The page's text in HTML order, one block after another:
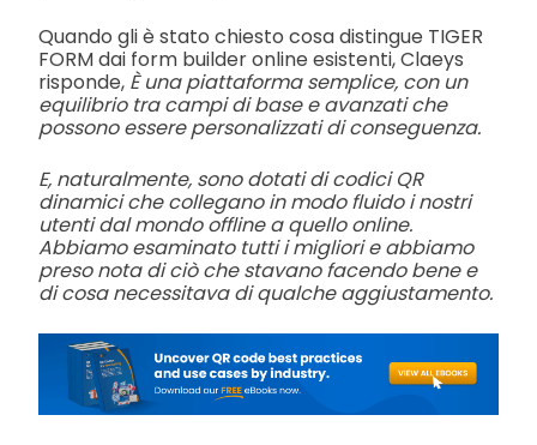
Quando gli è stato chiesto cosa distingue TIGER
FORM dai form builder online esistenti, Claeys
risponde, È una piattaforma semplice, con un
equilibrio tra campi di base e avanzati che
possono essere personalizzati di conseguenza.
E, naturalmente, sono dotati di codici QR
dinamici che collegano in modo fluido i nostri
utenti dal mondo offline a quello online.
Abbiamo esaminato tutti i migliori e abbiamo
preso nota di ciò che stavano facendo bene e
di cosa necessitava di qualche aggiustamento.